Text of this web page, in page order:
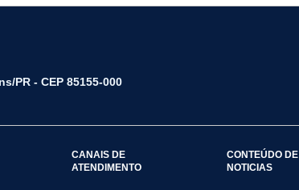
PR - CEP 85155-000
CANAIS DE
ATENDIMENTO
CONTEÚDO DE
NOTICIAS